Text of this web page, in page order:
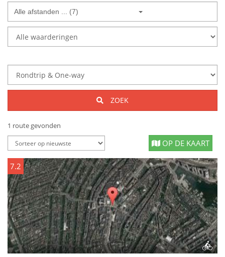
Alle afstanden ... (7)
ZOEK
1 route gevonden
OP DE KAART
7.2